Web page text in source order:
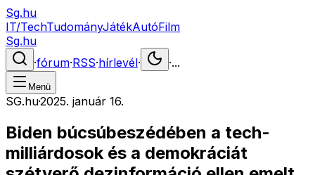
Sg.hu
IT/TechTudományJátékAutóFilm
Sg.hu
·fórum·RSS·hírlevél· ·...
Menü
SG.hu·2025. január 16.
Biden búcsúbeszédében a tech-
milliárdosok és a demokráciát